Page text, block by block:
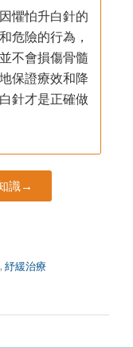
懼怕升白針的
危險的行為，
不會損傷骨髓
保證療效和降
針才是正確做
識→
, 紓緩治療